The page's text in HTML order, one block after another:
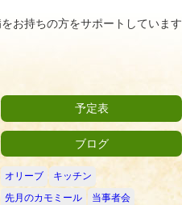
お持ちの方をサポートしています
予定表
ブログ
オリーブ キッチン
先月のカモミール 当事者会